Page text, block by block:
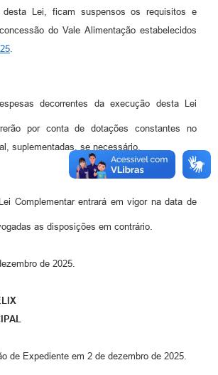
Lei, ficam suspensos os requisitos e
do Vale Alimentação estabelecidos
.
decorrentes da execução desta Lei
por conta de dotações constantes no
suplementadas, se necessário.
Complementar entrará em vigor na data de
as disposições em contrário.
de 2025.
de Expediente em 2 de dezembro de 2025.